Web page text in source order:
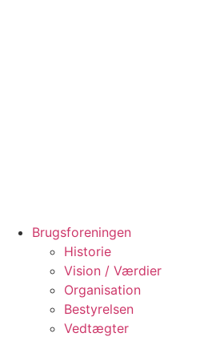
Brugsforeningen
Historie
Vision / Værdier
Organisation
Bestyrelsen
Vedtægter